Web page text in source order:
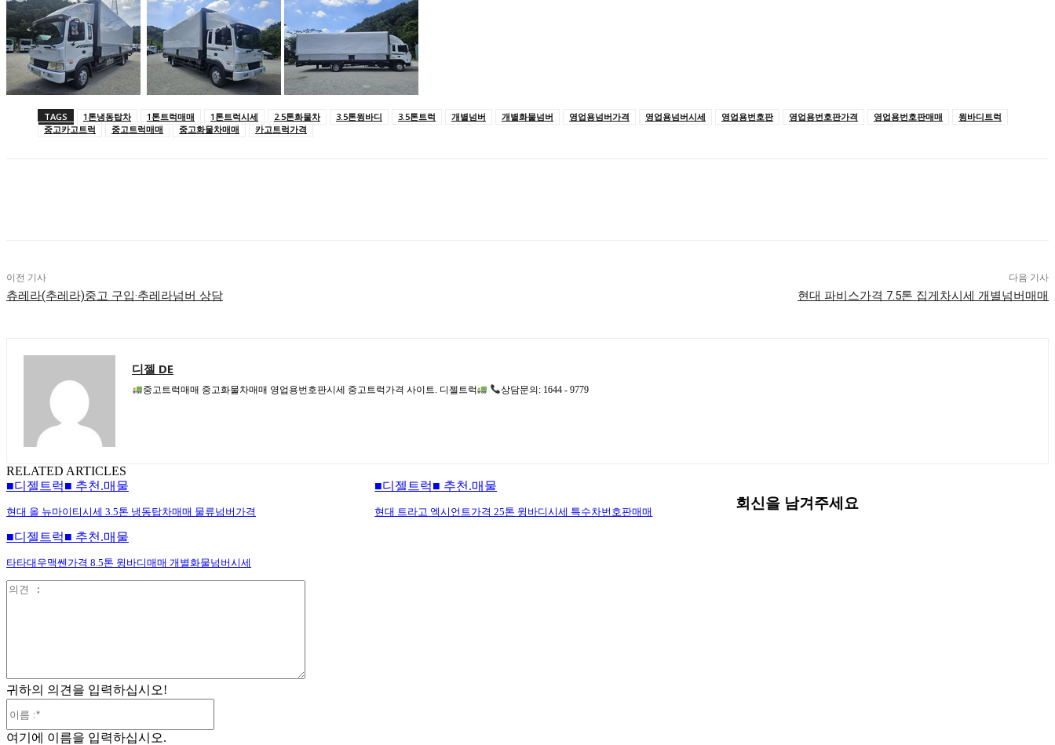
TAGS 1톤냉동탑차 1톤트럭매매 1톤트럭시세 2.5톤화물차 3.5톤윙바디 3.5톤트럭 개별넘버 개별화물넘버 영업용넘버가격 영업용넘버시세 영업용번호판 영업용번호판가격 영업용번호판매매
윙바디트럭
중고카고트럭
중고트럭매매 중고화물차매매 카고트럭가격
이전 기사
츄레라(추레라)중고 구입·추레라넘버 상담
다음 기사
현대 파비스가격 7.5톤 집게차시세 개별넘버매매
디젤 DE
중고트럭매매 중고화물차매매 영업용번호판시세 중고트럭가격 사이트. 디젤트럭 상담문의: 1644 - 9779
RELATED ARTICLES
■디젤트럭■ 추천.매물
현대 올 뉴마이티시세 3.5톤 냉동탑차매매 물류넘버가격
■디젤트럭■ 추천.매물
현대 트라고 엑시언트가격 25톤 윙바디시세 특수차번호판매매
■디젤트럭■ 추천.매물
타타대우맥쎈가격 8.5톤 윙바디매매 개별화물넘버시세
회신을 남겨주세요
귀하의 의견을 입력하십시오!
여기에 이름을 입력하십시오.